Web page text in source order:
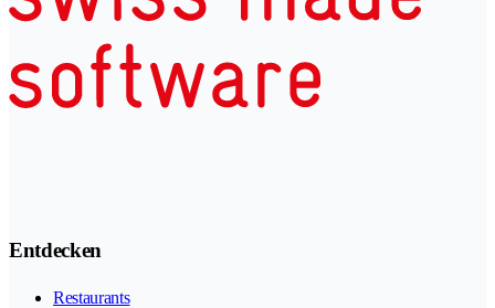
Entdecken
Restaurants